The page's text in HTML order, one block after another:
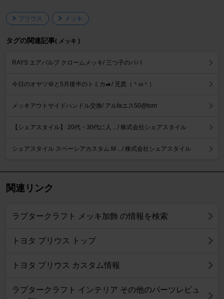
プリウス メッキ
タグの関連記事( メッキ )
RAYS エアバルブ クロームメッキ/ 三つ子のパパ
今日のオヤツ🍪と5月後半のトミカ🚙/ 兄貴（＾ω＾）
メッキアウトサイドハンドル交換/ アルfaエス50@tom
【シェアスタイル】 20代・30代に人 .../ 株式会社シェアスタイル
シェアスタイル スペーシアカスタム M .../ 株式会社シェアスタイル
関連リンク
ラプタークラフト メッキ加飾 の情報を検索
トヨタ プリウス トップ
トヨタ プリウス カスタム情報
ラプタークラフト インテリア その他のパーツレビュ